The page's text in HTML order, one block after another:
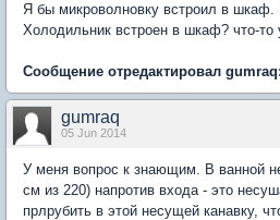
Я бы микроволновку встроил в шкаф.
Холодильник встроен в шкаф? что-то
Сообщение отредактировал
gumraq
05 Jun 2014
У меня вопрос к знающим. В ванной
см из 220) напротив входа - это
прлрубить в этой несущей канавку,